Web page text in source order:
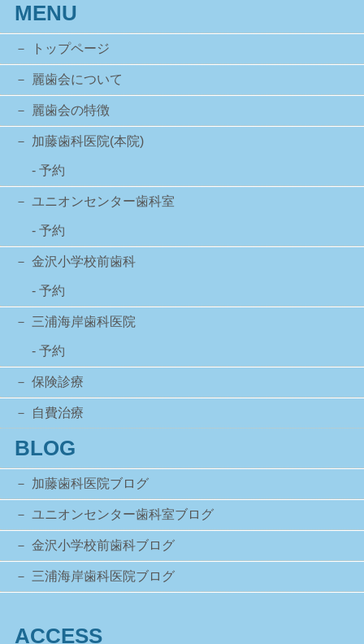
MENU
トップページ
麗歯会について
麗歯会の特徴
加藤歯科医院(本院)
- 予約
ユニオンセンター歯科室
- 予約
金沢小学校前歯科
- 予約
三浦海岸歯科医院
- 予約
保険診療
自費治療
BLOG
加藤歯科医院ブログ
ユニオンセンター歯科室ブログ
金沢小学校前歯科ブログ
三浦海岸歯科医院ブログ
ACCESS